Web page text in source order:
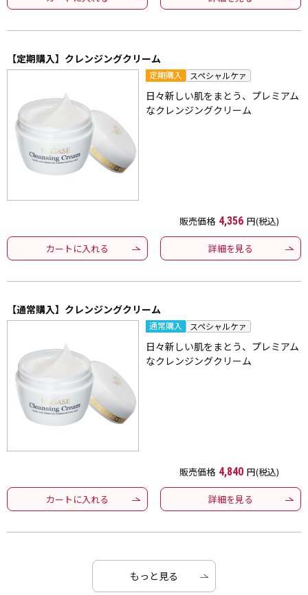
【定期購入】クレンジングクリーム
定期購入 スペシャルケァ
日々新しい肌をまとう、プレミアム
なクレンジングクリーム
販売価格 4,356 円(税込)
カートに入れる 詳細を見る
【通常購入】クレンジングクリーム
通常購入 スペシャルケァ
日々新しい肌をまとう、プレミアム
なクレンジングクリーム
販売価格 4,840 円(税込)
カートに入れる 詳細を見る
もっと見る